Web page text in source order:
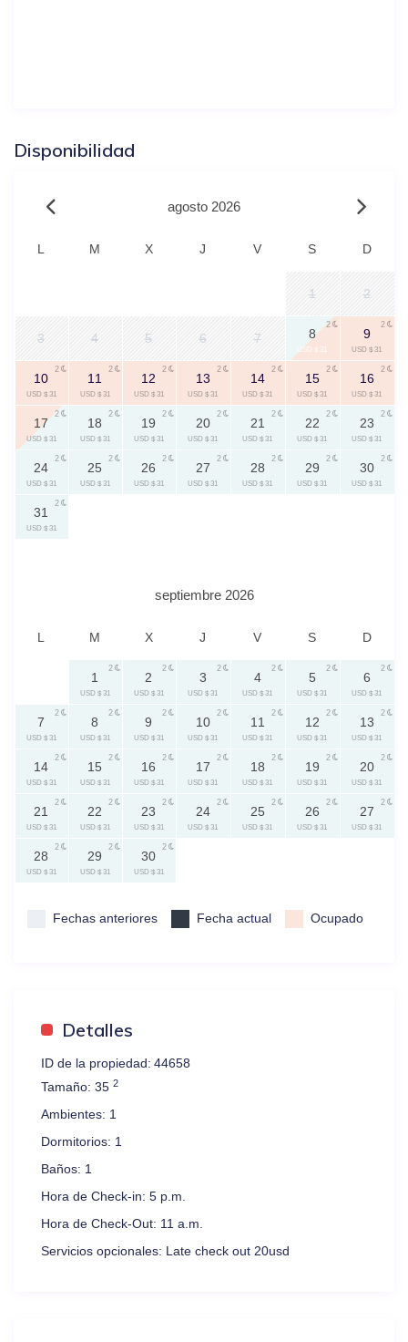
Disponibilidad
agosto 2026
L M X J V S D
1 2
3 4 5 6 7 8
USD $ 31
2
9
USD $ 31
2
10
USD $ 31
2
11
USD $ 31
2
12
USD $ 31
2
13
USD $ 31
2
14
USD $ 31
2
15
USD $ 31
2
16
USD $ 31
2
17
USD $ 31
2
18
USD $ 31
2
19
USD $ 31
2
20
USD $ 31
2
21
USD $ 31
2
22
USD $ 31
2
23
USD $ 31
2
24
USD $ 31
2
25
USD $ 31
2
26
USD $ 31
2
27
USD $ 31
2
28
USD $ 31
2
29
USD $ 31
2
30
USD $ 31
2
31
USD $ 31
2
septiembre 2026
L M X J V S D
1
USD $ 31
2
2
USD $ 31
2
3
USD $ 31
2
4
USD $ 31
2
5
USD $ 31
2
6
USD $ 31
2
7
USD $ 31
2
8
USD $ 31
2
9
USD $ 31
2
10
USD $ 31
2
11
USD $ 31
2
12
USD $ 31
2
13
USD $ 31
2
14
USD $ 31
2
15
USD $ 31
2
16
USD $ 31
2
17
USD $ 31
2
18
USD $ 31
2
19
USD $ 31
2
20
USD $ 31
2
21
USD $ 31
2
22
USD $ 31
2
23
USD $ 31
2
24
USD $ 31
2
25
USD $ 31
2
26
USD $ 31
2
27
USD $ 31
2
28
USD $ 31
2
29
USD $ 31
2
30
USD $ 31
2
Fechas anteriores Fecha actual Ocupado
Detalles
ID de la propiedad: 44658
Tamaño: 352
Ambientes: 1
Dormitorios: 1
Baños: 1
Hora de Check-in: 5 p.m.
Hora de Check-Out: 11 a.m.
Servicios opcionales: Late check out 20usd